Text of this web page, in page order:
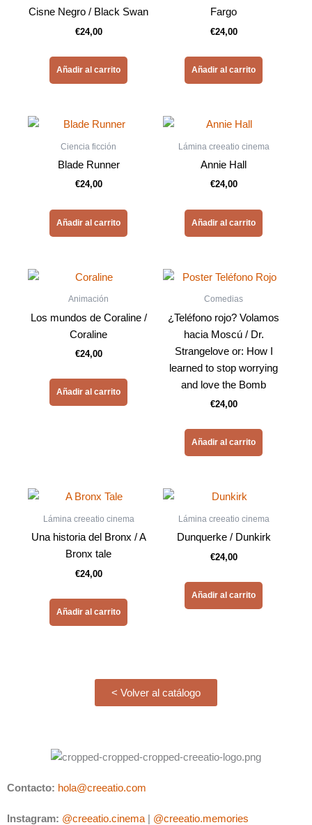
Cisne Negro / Black Swan
€24,00
Añadir al carrito
Fargo
€24,00
Añadir al carrito
Ciencia ficción
Blade Runner
€24,00
Añadir al carrito
Lámina creeatio cinema
Annie Hall
€24,00
Añadir al carrito
Animación
Los mundos de Coraline /
Coraline
€24,00
Añadir al carrito
Comedias
¿Teléfono rojo? Volamos
hacia Moscú / Dr.
Strangelove or: How I
learned to stop worrying
and love the Bomb
€24,00
Añadir al carrito
Lámina creeatio cinema
Una historia del Bronx / A
Bronx tale
€24,00
Añadir al carrito
Lámina creeatio cinema
Dunquerke / Dunkirk
€24,00
Añadir al carrito
< Volver al catálogo
Contacto: hola@creeatio.com
Instagram: @creeatio.cinema| @creeatio.memories